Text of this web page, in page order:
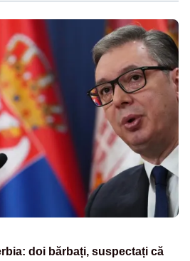
doi bărbați, suspectați că